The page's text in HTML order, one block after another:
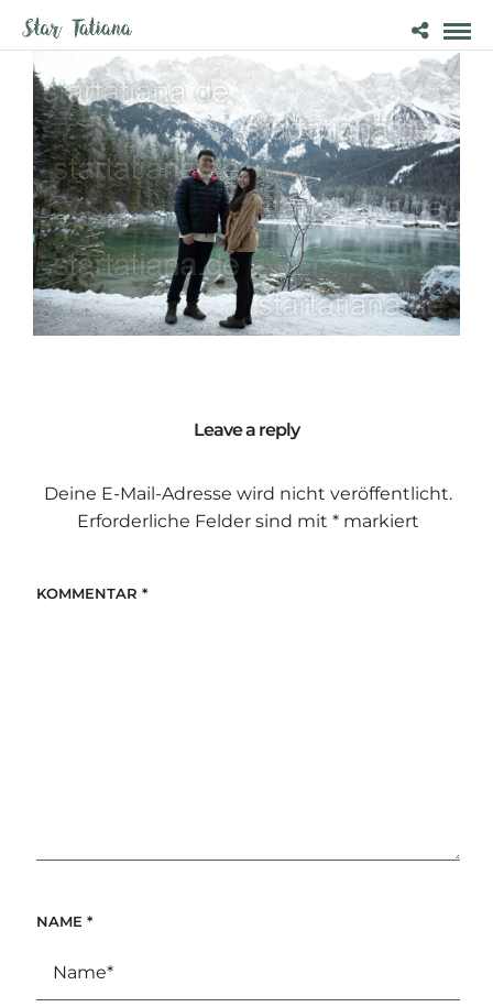
Leave a reply
Deine E-Mail-Adresse wird nicht veröffentlicht.
Erforderliche Felder sind mit *markiert
KOMMENTAR *
NAME *